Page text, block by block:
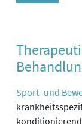
Sport- und